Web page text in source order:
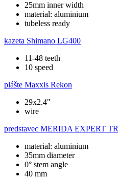
25mm inner width
material: aluminium
tubeless ready
kazeta Shimano LG400
11-48 teeth
10 speed
plášte Maxxis Rekon
29x2.4"
wire
predstavec MERIDA EXPERT TR
material: aluminium
35mm diameter
0° stem angle
40 mm